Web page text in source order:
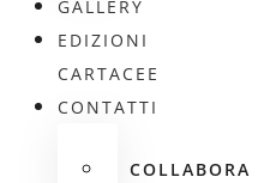
GALLERY
EDIZIONI
CARTACEE
CONTATTI
COLLABORA